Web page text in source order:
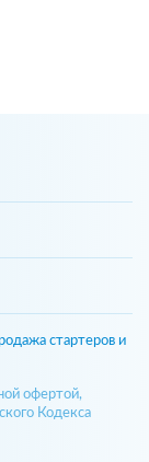
стартеров и
офертой,
Кодекса